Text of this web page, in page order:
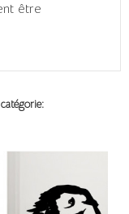
être
-50%